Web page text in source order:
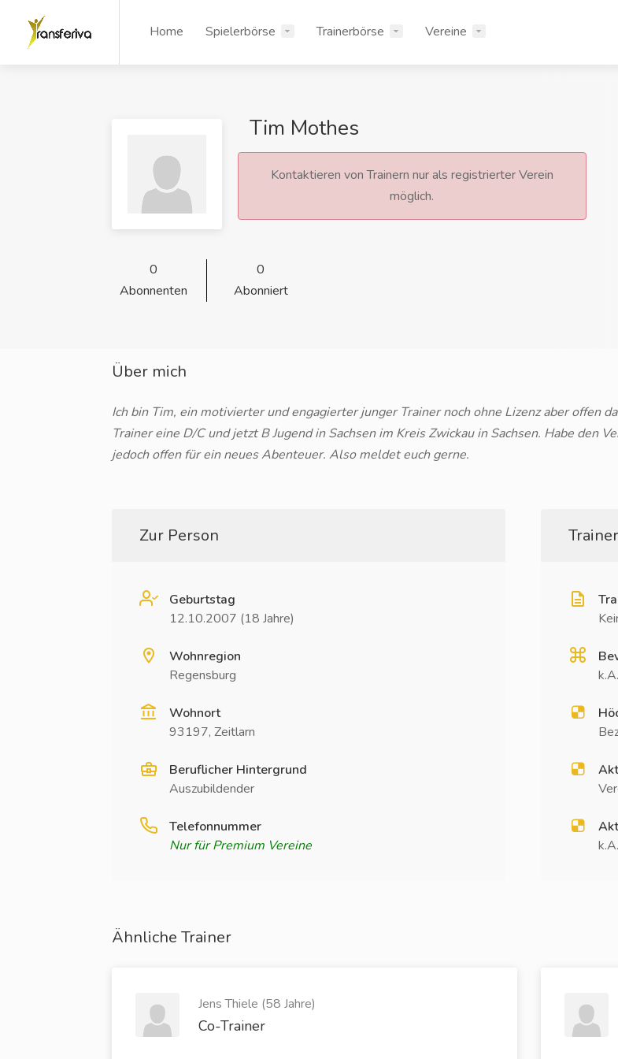
Home Spielerbörse Trainerbörse Vereine
Tim Mothes
Kontaktieren von Trainern nur als registrierter Verein
möglich.
0
Abonnenten
0
Abonniert
Über mich
Ich bin Tim, ein motivierter und engagierter junger Trainer noch ohne Lizenz aber offen
Trainer eine D/C und jetzt B Jugend in Sachsen im Kreis Zwickau in Sachsen. Habe den
jedoch offen für ein neues Abenteuer. Also meldet euch gerne.
Zur Person
Geburtstag
12.10.2007 (18 Jahre)
Wohnregion
Regensburg
Wohnort
93197, Zeitlarn
Beruflicher Hintergrund
Auszubildender
Telefonnummer
Nur für Premium Vereine
k.A.
Ähnliche Trainer
Jens Thiele (58 Jahre)
Co-Trainer